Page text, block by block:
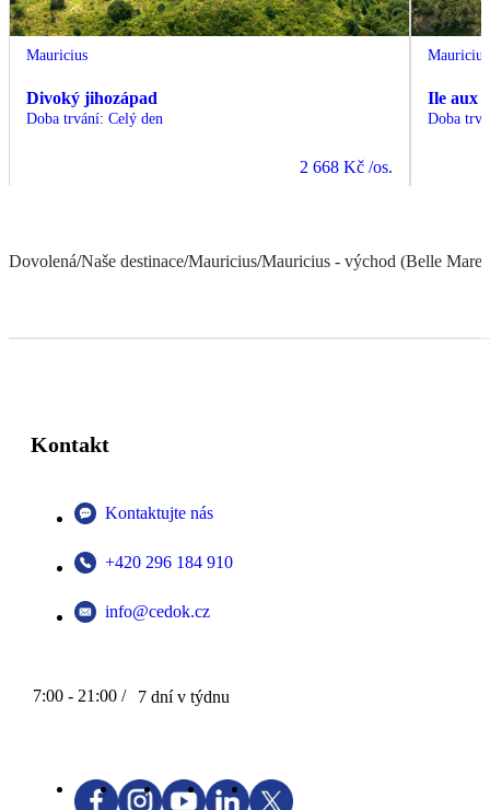
Mauricius
Divoký jihozápad
Doba trvání: Celý den
2 668 Kč /os.
Mauricius
Ile aux
Doba
Dovolená/Naše destinace/Mauricius/Mauricius - východ (Belle Mare
Kontakt
Kontaktujte nás
+420 296 184 910
info@cedok.cz
7:00 - 21:00 / 7 dní v týdnu